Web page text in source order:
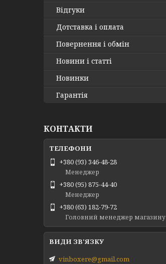
Відгуки
Дотставка і оплата
Повернення і обмін
Новини і статті
Новинки
Гарантія
КОНТАКТИ
+380 (93) 346-48-28
Менеджер
+380 (95) 875-44-40
Менеджер
+380 (63) 182-79-72
Головний менеджер магазину
vinboxere@gmail.com